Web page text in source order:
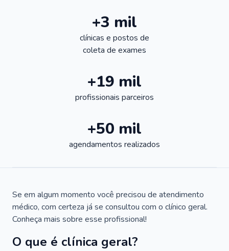
+3 mil
clínicas e postos de
coleta de exames
+19 mil
profissionais parceiros
+50 mil
agendamentos realizados
Se em algum momento você precisou de atendimento
médico, com certeza já se consultou com o clínico geral.
Conheça mais sobre esse profissional!
O que é clínica geral?